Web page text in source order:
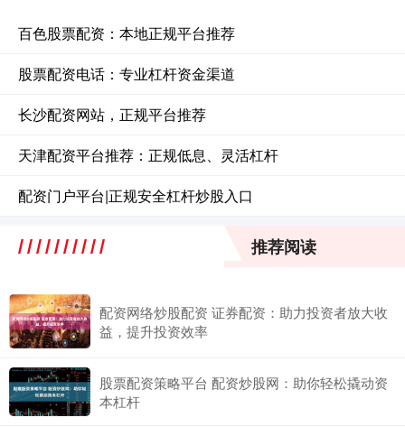
百色股票配资：本地正规平台推荐
股票配资电话：专业杠杆资金渠道
长沙配资网站，正规平台推荐
天津配资平台推荐：正规低息、灵活杠杆
配资门户平台|正规安全杠杆炒股入口
推荐阅读
配资网络炒股配资 证券配资：助力投资者放大收
益，提升投资效率
股票配资策略平台 配资炒股网：助你轻松撬动资
本杠杆